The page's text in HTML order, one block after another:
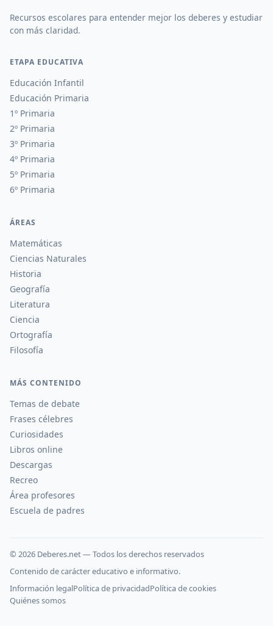
Recursos escolares para entender mejor los deberes y estudiar
con más claridad.
ETAPA EDUCATIVA
Educación Infantil
Educación Primaria
1º Primaria
2º Primaria
3º Primaria
4º Primaria
5º Primaria
6º Primaria
ÁREAS
Matemáticas
Ciencias Naturales
Historia
Geografía
Literatura
Ciencia
Ortografía
Filosofía
MÁS CONTENIDO
Temas de debate
Frases célebres
Curiosidades
Libros online
Descargas
Recreo
Área profesores
Escuela de padres
© 2026 Deberes.net — Todos los derechos reservados
Contenido de carácter educativo e informativo.
Información legalPolítica de privacidadPolítica de cookies
Quiénes somos